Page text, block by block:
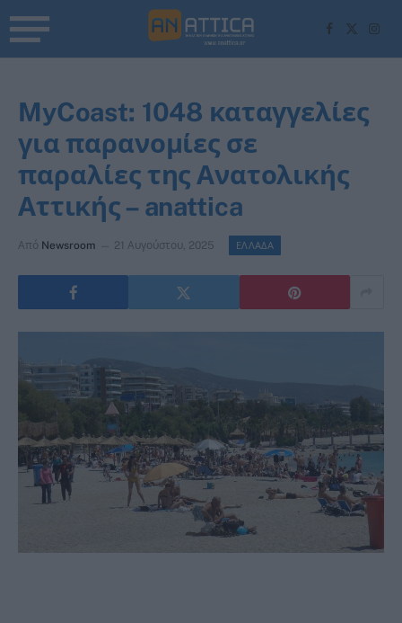
Facebook
X
(Twitter)
MyCoast: 1048 καταγγελίες
για παρανομίες σε
παραλίες της Ανατολικής
Αττικής – anattica
Από Newsroom 21 Αυγούστου, 2025 ΕΛΛΑΔΑ